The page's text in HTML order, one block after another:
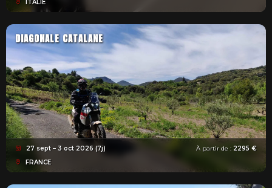
ITALIE
DIAGONALE CATALANE
27 sept – 3 oct 2026 (7j)
FRANCE
À partir de : 2295 €